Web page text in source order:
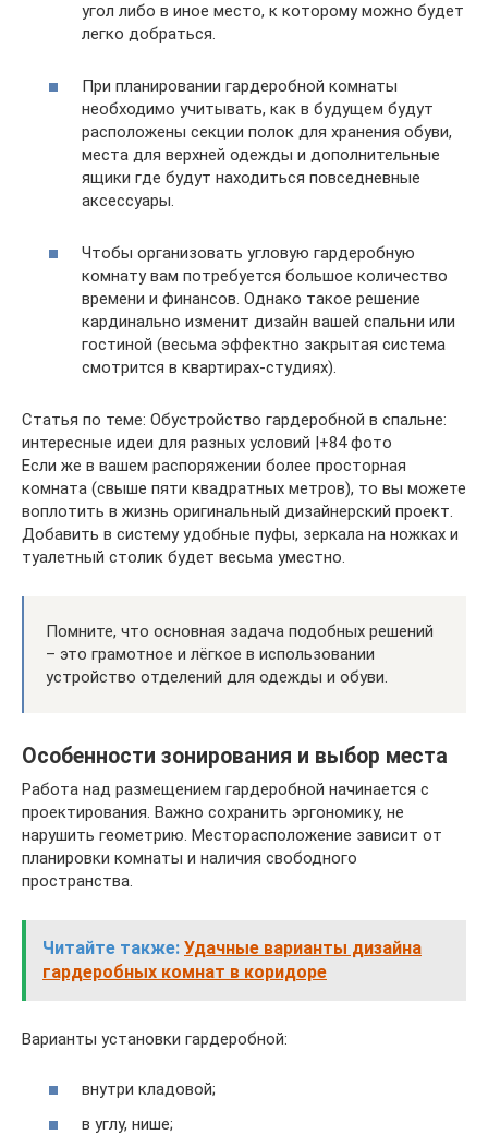
угол либо в иное место, к которому можно будет
легко добраться.
При планировании гардеробной комнаты
необходимо учитывать, как в будущем будут
расположены секции полок для хранения обуви,
места для верхней одежды и дополнительные
ящики где будут находиться повседневные
аксессуары.
Чтобы организовать угловую гардеробную
комнату вам потребуется большое количество
времени и финансов. Однако такое решение
кардинально изменит дизайн вашей спальни или
гостиной (весьма эффектно закрытая система
смотрится в квартирах-студиях).
Статья по теме: Обустройство гардеробной в спальне:
интересные идеи для разных условий |+84 фото
Если же в вашем распоряжении более просторная
комната (свыше пяти квадратных метров), то вы можете
воплотить в жизнь оригинальный дизайнерский проект.
Добавить в систему удобные пуфы, зеркала на ножках и
туалетный столик будет весьма уместно.
Помните, что основная задача подобных решений
– это грамотное и лёгкое в использовании
устройство отделений для одежды и обуви.
Особенности зонирования и выбор места
Работа над размещением гардеробной начинается с
проектирования. Важно сохранить эргономику, не
нарушить геометрию. Месторасположение зависит от
планировки комнаты и наличия свободного
пространства.
Читайте также: Удачные варианты дизайна
гардеробных комнат в коридоре
Варианты установки гардеробной:
внутри кладовой;
в углу, нише;